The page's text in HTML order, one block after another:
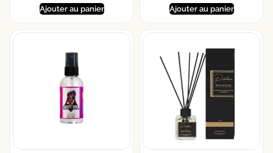
Ajouter au panier Ajouter au panier